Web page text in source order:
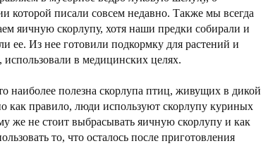
которой писали совсем недавно. Также мы всегда
яичную скорлупу, хотя наши предки собирали и
ее. Из нее готовили подкормку для растений и
в медицинских целях.
наиболее полезна скорлупа птиц, живущих в дикой
как правило, люди используют скорлупу куриных
же не стоит выбрасывать яичную скорлупу и как
то, что осталось после приготовления